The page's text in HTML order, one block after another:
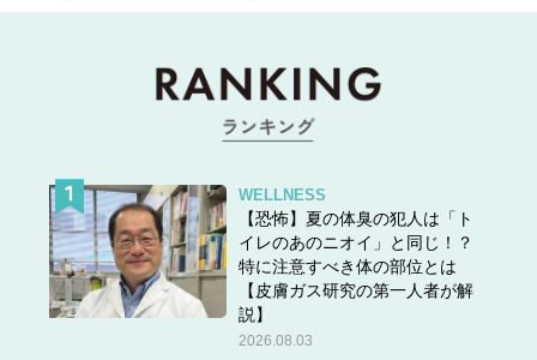
WELLNESS
【恐怖】夏の体臭の犯人は「ト
イレのあのニオイ」と同じ！？
特に注意すべき体の部位とは
【皮膚ガス研究の第一人者が解
説】
2026.08.03